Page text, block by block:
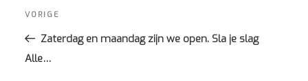
navigatie
Vorig
bericht
VORIGE
Zaterdag en maandag zijn we open. Sla je slag
Alle…